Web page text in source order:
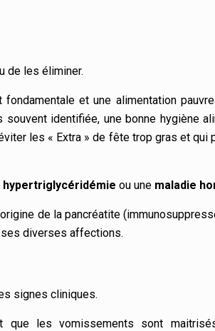
de les éliminer.
fondamentale et une alimentation
identifiée, une bonne hygiène
les « Extra » de fête trop gras et qui
hypertriglycéridémie ou une maladie
de la pancréatite
ses diverses affections.
signes cliniques.
que les vomissements sont